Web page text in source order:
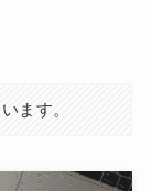
ます。